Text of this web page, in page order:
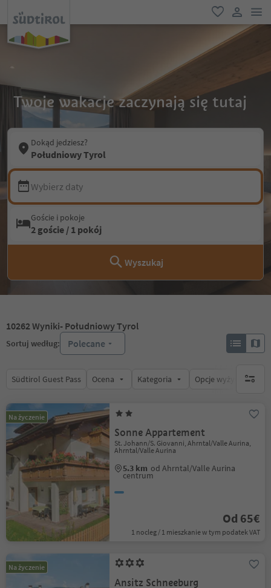
ulubione
link
Twoje wakacje zaczynają się tutaj
Dokąd jedziesz?
Południowy Tyrol
Wybierz daty
Goście i pokoje
2 goście / 1 pokój
Wyszukaj
10262Wyniki- Południowy Tyrol
Sortuj według: Polecane
Südtirol Guest Pass Ocena Kategoria Opcje wyżywieniabrak
Na życzenie
Sonne Appartement
St. Johann/S. Giovanni, Ahrntal/Valle Aurina,
Ahrntal/Valle Aurina
5.3 km od Ahrntal/Valle Aurina
centrum
Od 65€
1 nocleg / 1 mieszkanie w tym podatek VAT
Na życzenie
Ansitz Schneeburg